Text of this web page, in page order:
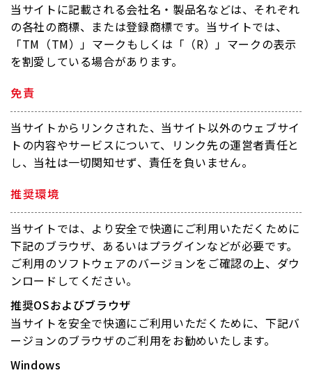
当サイトに記載される会社名・製品名などは、それぞれ
の各社の商標、または登録商標です。当サイトでは、
「TM（TM）」マークもしくは「（R）」マークの表示
を割愛している場合があります。
免責
当サイトからリンクされた、当サイト以外のウェブサイ
トの内容やサービスについて、リンク先の運営者責任と
し、当社は一切関知せず、責任を負いません。
推奨環境
当サイトでは、より安全で快適にご利用いただくために
下記のブラウザ、あるいはプラグインなどが必要です。
ご利用のソフトウェアのバージョンをご確認の上、ダウ
ンロードしてください。
推奨OSおよびブラウザ
当サイトを安全で快適にご利用いただくために、下記バ
ージョンのブラウザのご利用をお勧めいたします。
Windows